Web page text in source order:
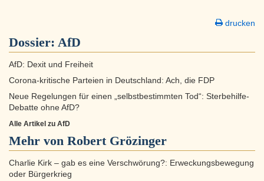
drucken
Dossier: AfD
AfD: Dexit und Freiheit
Corona-kritische Parteien in Deutschland: Ach, die FDP
Neue Regelungen für einen „selbstbestimmten Tod“: Sterbehilfe-
Debatte ohne AfD?
Alle Artikel zu AfD
Mehr von Robert Grözinger
Charlie Kirk – gab es eine Verschwörung?: Erweckungsbewegung
oder Bürgerkrieg